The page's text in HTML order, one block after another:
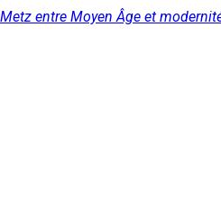
entre Moyen Âge et